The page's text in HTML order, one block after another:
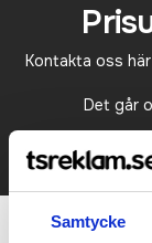
Samtycke
Kontakta oss
Det går